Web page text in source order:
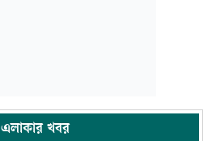
এলাকার খবর